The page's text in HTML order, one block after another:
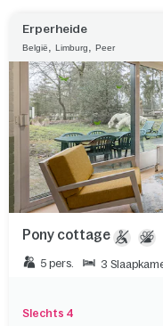
Erperheide
België, Limburg, Peer
Pony cottage
5 pers. 3
Slechts 4